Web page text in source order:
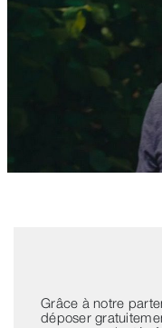
Grâce à notre
déposer